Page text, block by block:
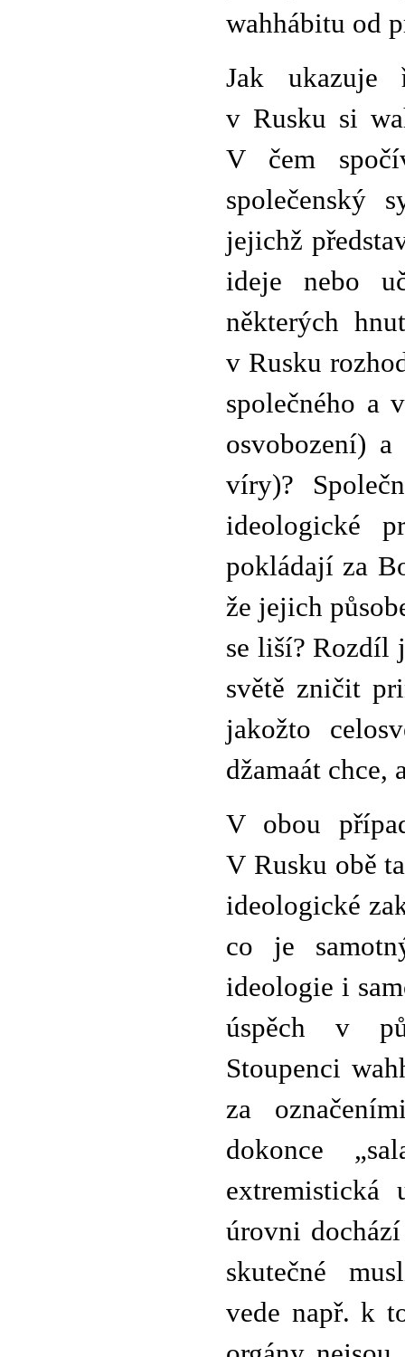
wahhábitu od
Jak ukazuje
v Rusku si
V čem
společenský
jejichž
ideje nebo
některých
v Rusku
společného a
osvobození)
víry)?
ideologické
pokládají za
že jejich
se liší? Rozdíl
světě zničit
jakožto
džamaát chce,
V obou
V Rusku obě
ideologické
co je
ideologie i
úspěch v
Stoupenci
za
dokonce
úrovni
skutečné
vede např. k